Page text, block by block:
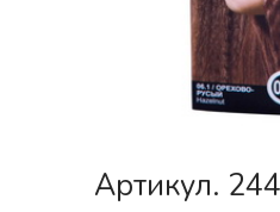
Артикул.